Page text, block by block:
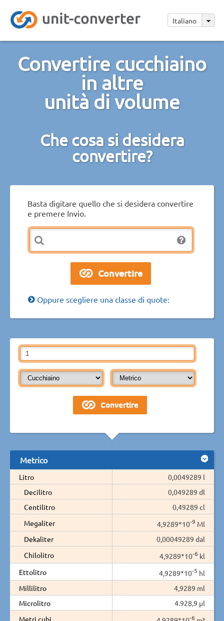
Italiano
Convertire cucchiaino
in altre
unità di volume
Che cosa si desidera
convertire?
Basta digitare quello che si desidera convertire
e premere Invio.
Oppure scegliere una classe di quote:
Metrico
Litro
0,0049289 l
Decilitro
0,049289 dl
Centilitro
0,49289 cl
Megaliter
4,9289*10-9 Ml
Dekaliter
0,00049289 dal
Chilolitro
4,9289*10-6 kl
Ettolitro
4,9289*10-5 hl
Millilitro
4,9289 ml
Microlitro
4.928,9 µl
Metri cubi
-6